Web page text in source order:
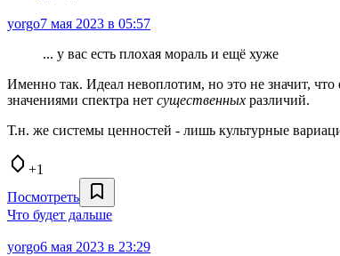
yorgo7 мая 2023 в 05:57
... у вас есть плохая мораль и ещё хуже
Именно так. Идеал невоплотим, но это не значит,
значениями спектра нет существенных различий.
Т.н. же системы ценностей - лишь культурные
+1
Посмотреть
Что будет дальше
yorgo6 мая 2023 в 23:29